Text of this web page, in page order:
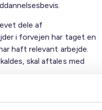
dele af
i forvejen har taget en
haft relevant arbejde.
skal aftales med
som et
Det vil sige, at har